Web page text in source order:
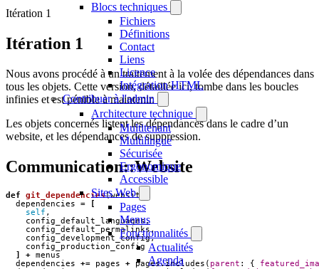
Blocs techniques
Fichiers
Définitions
Contact
Liens
Licence
Intégration HTML
Contribuer à l'admin
Architecture technique
Multitenant
Multilingue
Sécurisée
Ergonomique
Accessible
Sites Web
Pages
Menus
Fonctionnalités
Actualités
Agenda
Itération 1
Itération 1
Nous avons procédé à un traitement à la volée des dépendances dans
tous les objets. Cette version, détaillée ici, tombe dans les boucles
infinies et est pénible à maintenir.
Les objets concernés listent les dépendances dans le cadre d’un
website, et les dépendances de suppression.
Communication::Website
def git_dependencies(website
dependencies
=
[
self ,
config_default_languages,
config_default_permalinks ,
config_development_config,
config_production_config
]
+ menus
dependencies
+= pages + pages.includes ( parent : {